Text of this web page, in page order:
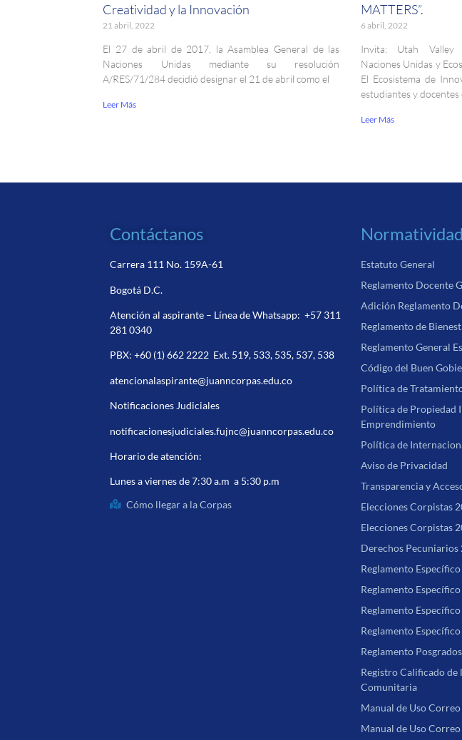
Creatividad y la Innovación
21 abril, 2022
El 27 de abril de 2017, la Asamblea General de las
Naciones Unidas mediante su resolución
A/RES/71/284 decidió designar el 21 de abril como el
Leer Más
MATTERS”.
6 abril, 2022
Invita: Utah Valley
Naciones Unidas y
El Ecosistema de
estudiantes y docentes
Leer Más
Contáctanos
Carrera 111 No. 159A-61
Bogotá D.C.
Atención al aspirante – Línea de Whatsapp:+57 311
281 0340
PBX:+60 (1) 662 2222 Ext. 519, 533, 535, 537, 538
atencionalaspirante@juanncorpas.edu.co
Notificaciones Judiciales
notificacionesjudiciales.fujnc@juanncorpas.edu.co
Horario de atención:
Lunes a viernes de 7:30 a.m a 5:30 p.m
Cómo llegar a la Corpas
Estatuto General
Reglamento Docente
Adición Reglamento
Reglamento de
Reglamento General
Código del Buen
Política de
Política de Propiedad
Emprendimiento
Política de
Aviso de Privacidad
Transparencia y
Elecciones Corpistas
Elecciones Corpistas
Derechos Pecuniarios
Reglamento
Reglamento
Reglamento
Reglamento
Reglamento
Registro Calificado de
Comunitaria
Manual de Uso
Manual de Uso